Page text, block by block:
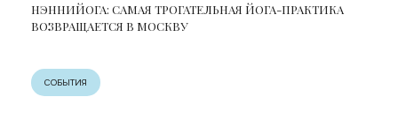
НЭННИЙОГА: САМАЯ ТРОГАТЕЛЬНАЯ ЙОГА-ПРАКТИКА
ВОЗВРАЩАЕТСЯ В МОСКВУ
СОБЫТИЯ